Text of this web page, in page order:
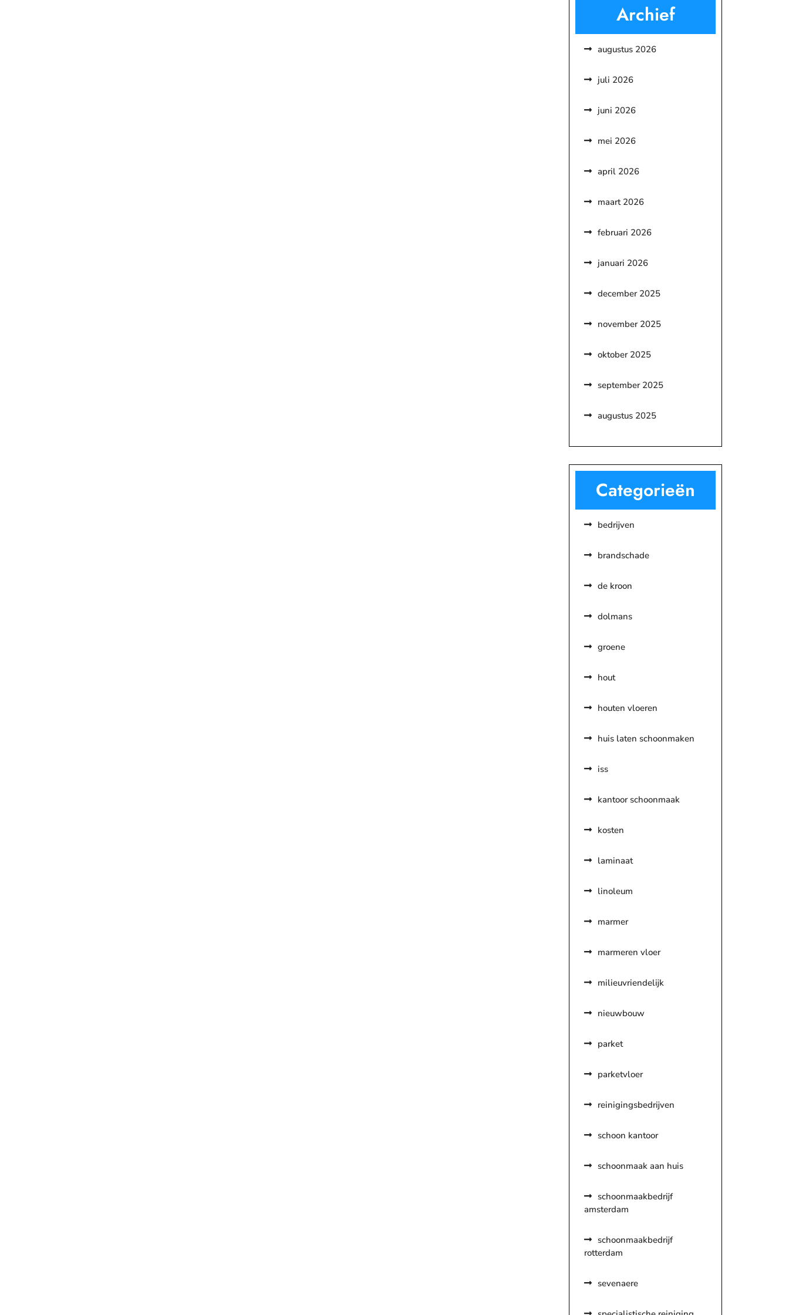
Archief
augustus 2026
juli 2026
juni 2026
mei 2026
april 2026
maart 2026
februari 2026
januari 2026
december 2025
november 2025
oktober 2025
september 2025
augustus 2025
Categorieën
bedrijven
brandschade
de kroon
dolmans
groene
hout
houten vloeren
huis laten schoonmaken
iss
kantoor schoonmaak
kosten
laminaat
linoleum
marmer
marmeren vloer
milieuvriendelijk
nieuwbouw
parket
parketvloer
reinigingsbedrijven
schoon kantoor
schoonmaak aan huis
schoonmaakbedrijf
amsterdam
schoonmaakbedrijf
rotterdam
sevenaere